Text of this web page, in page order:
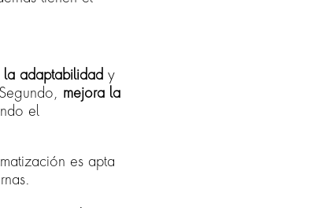
la adaptabilidad y
mejora la
el
es apta